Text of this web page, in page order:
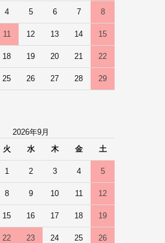
4 5 6 7 8
11 12 13 14 15
18 19 20 21 22
25 26 27 28 29
2026年9月
火 水 木 金 土
1 2 3 4 5
8 9 10 11 12
15 16 17 18 19
22 23 24 25 26